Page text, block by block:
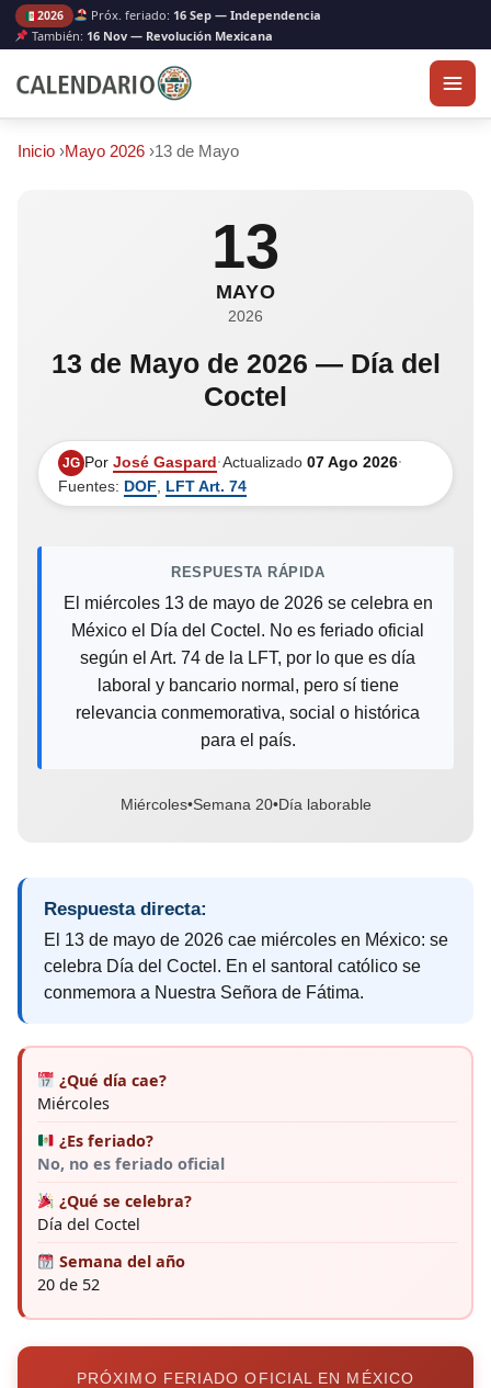
2026 Próx. feriado: 16 Sep — Independencia
También: 16 Nov — Revolución Mexicana
Inicio ›Mayo 2026 ›13 de Mayo
13
MAYO
2026
13 de Mayo de 2026 — Día del
Coctel
JG Por José Gaspard·Actualizado 07 Ago 2026·
Fuentes: DOF LFT Art. 74
RESPUESTA RÁPIDA
El miércoles 13 de mayo de 2026 se celebra en
México el Día del Coctel. No es feriado oficial
según el Art. 74 de la LFT, por lo que es día
laboral y bancario normal, pero sí tiene
relevancia conmemorativa, social o histórica
para el país.
Miércoles•Semana 20•Día laborable
Respuesta directa:
El 13 de mayo de 2026 cae miércoles en México: se
celebra Día del Coctel. En el santoral católico se
conmemora a Nuestra Señora de Fátima.
¿Qué día cae?
Miércoles
¿Es feriado?
No, no es feriado oficial
¿Qué se celebra?
Día del Coctel
Semana del año
20 de 52
PRÓXIMO FERIADO OFICIAL EN MÉXICO